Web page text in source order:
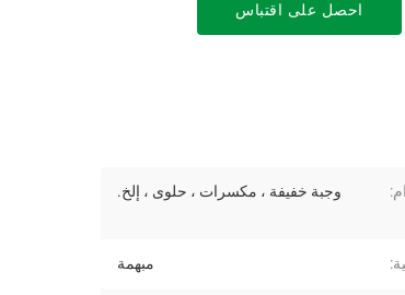
احصل على اقتباس
وجبة خفيفة ، مكسرات ، حلوى ، إلخ.
مبهمة